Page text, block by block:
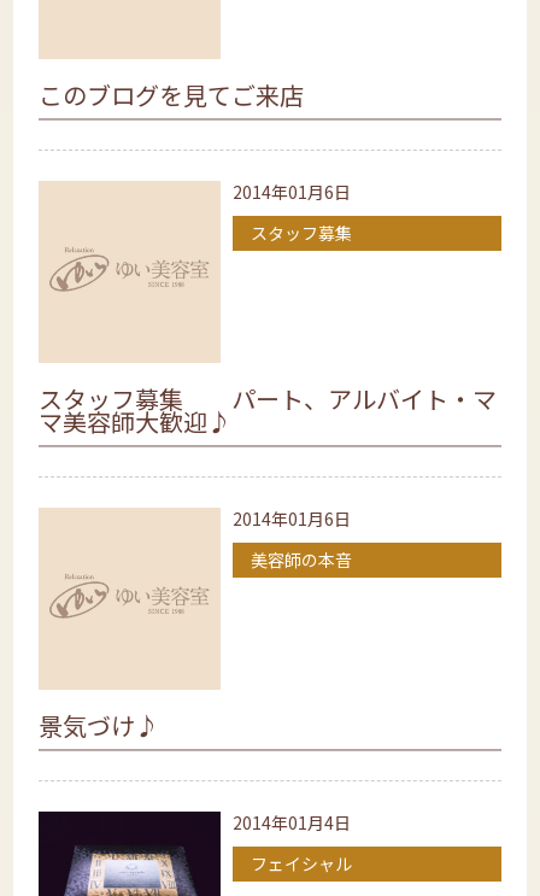
このブログを見てご来店
2014年01月6日
スタッフ募集
スタッフ募集 パート、アルバイト・マ
マ美容師大歓迎♪
2014年01月6日
美容師の本音
景気づけ♪
2014年01月4日
フェイシャル